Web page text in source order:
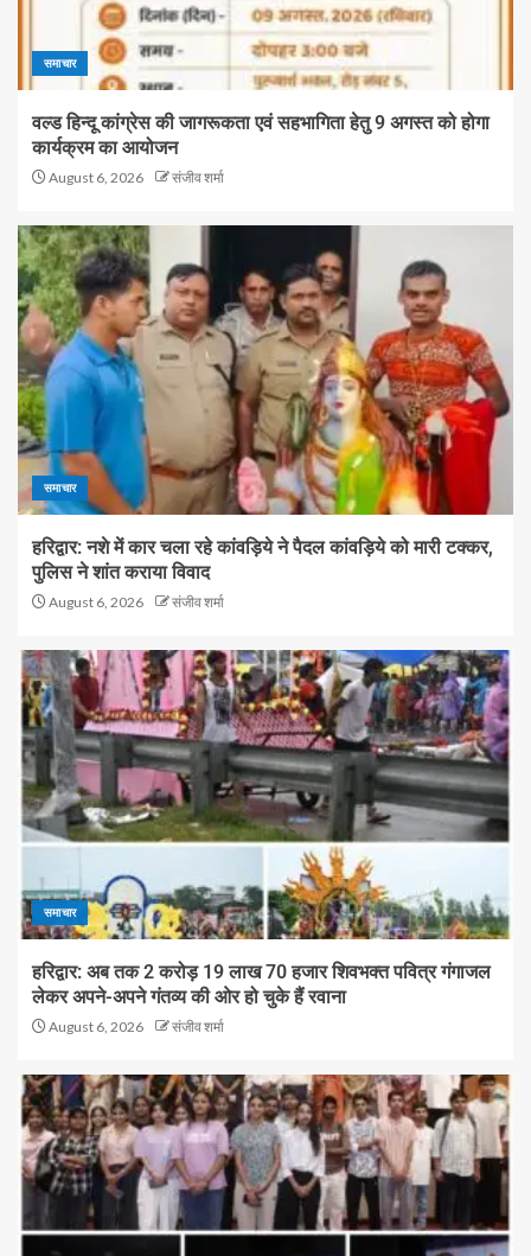
समाचार
वल्ड हिन्दू कांग्रेस की जागरूकता एवं सहभागिता हेतु 9 अगस्त को होगा
कार्यक्रम का आयोजन
August 6, 2026 संजीव शर्मा
समाचार
हरिद्वार: नशे में कार चला रहे कांवड़िये ने पैदल कांवड़िये को मारी टक्कर,
पुलिस ने शांत कराया विवाद
August 6, 2026 संजीव शर्मा
समाचार
हरिद्वार: अब तक 2 करोड़ 19 लाख 70 हजार शिवभक्त पवित्र गंगाजल
लेकर अपने-अपने गंतव्य की ओर हो चुके हैं रवाना
August 6, 2026 संजीव शर्मा